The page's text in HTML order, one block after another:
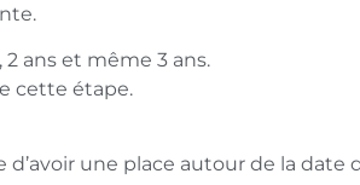
2 ans et même 3 ans.
cette étape.
une place autour de la date